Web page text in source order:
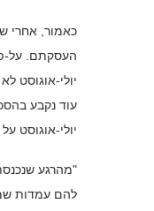
כאמור, אחרי
יולי-אוגוסט
עוד נקבע
יולי-אוגוסט
"מהרגע
להם עמדות